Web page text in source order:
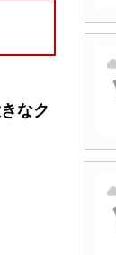
なク